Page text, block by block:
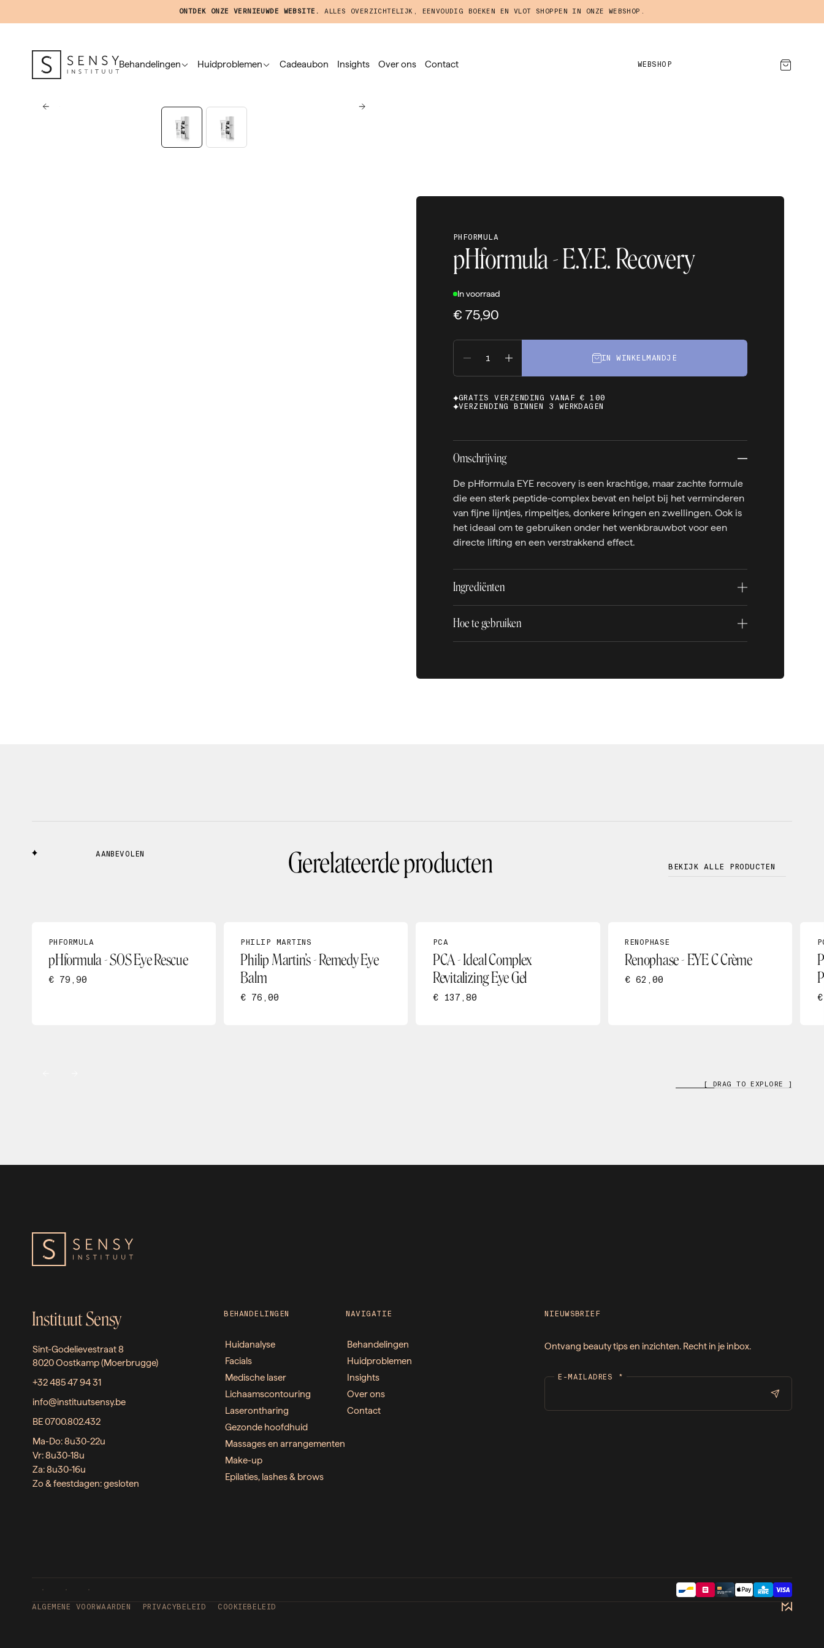
ONTDEK ONZE VERNIEUWDE WEBSITE. ALLES OVERZICHTELIJK, EENVOUDIG BOEKEN EN VLOT SHOPPEN IN ONZE WEBSHOP.
Behandelingen Huidproblemen Cadeaubon Insights Over ons Contact WEBSHOP
PHFORMULA
pHformula - E.Y.E. Recovery
In voorraad
€ 75,90
IN WINKELMANDJE
GRATIS VERZENDING VANAF € 100
VERZENDING BINNEN 3 WERKDAGEN
Omschrijving
De pHformula EYE recovery is een krachtige, maar zachte formule
die een sterk peptide-complex bevat en helpt bij het verminderen
van fijne lijntjes, rimpeltjes, donkere kringen en zwellingen. Ook is
het ideaal om te gebruiken onder het wenkbrauwbot voor een
directe lifting en een verstrakkend effect.
Ingrediënten
Hoe te gebruiken
AANBEVOLEN Gerelateerde producten BEKIJK ALLE PRODUCTEN
PHFORMULA
pHformula - SOS Eye Rescue
€ 79,90
PHILIP MARTINS
Philip Martin’s - Remedy Eye
Balm
€ 76,00
PCA
PCA - Ideal Complex
Revitalizing Eye Gel
€ 137,80
RENOPHASE
Renophase - EYE C Crème
€ 62,00
[ DRAG TO EXPLORE ]
Instituut Sensy
Sint-Godelievestraat 8
8020 Oostkamp (Moerbrugge)
+32 485 47 94 31
info@instituutsensy.be
BE 0700.802.432
Ma-Do: 8u30-22u
Vr: 8u30-18u
Za: 8u30-16u
Zo & feestdagen: gesloten
BEHANDELINGEN
Huidanalyse
Facials
Medische laser
Lichaamscontouring
Laserontharing
Gezonde hoofdhuid
Massages en arrangementen
Make-up
Epilaties, lashes & brows
NAVIGATIE
Behandelingen
Huidproblemen
Insights
Over ons
Contact
NIEUWSBRIEF
Ontvang beauty tips en inzichten. Recht in je inbox.
E-MAILADRES *
ALGEMENE VOORWAARDEN PRIVACYBELEID COOKIEBELEID